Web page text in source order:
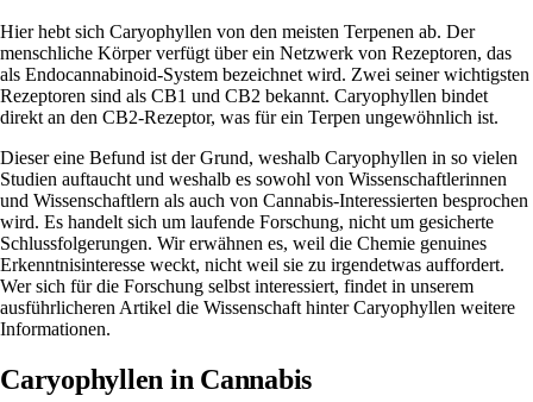
Hier hebt sich Caryophyllen von den meisten Terpenen ab. Der
menschliche Körper verfügt über ein Netzwerk von Rezeptoren, das
als Endocannabinoid-System bezeichnet wird. Zwei seiner wichtigsten
Rezeptoren sind als CB1 und CB2 bekannt. Caryophyllen bindet
direkt an den CB2-Rezeptor, was für ein Terpen ungewöhnlich ist.
Dieser eine Befund ist der Grund, weshalb Caryophyllen in so vielen
Studien auftaucht und weshalb es sowohl von Wissenschaftlerinnen
und Wissenschaftlern als auch von Cannabis-Interessierten besprochen
wird. Es handelt sich um laufende Forschung, nicht um gesicherte
Schlussfolgerungen. Wir erwähnen es, weil die Chemie genuines
Erkenntnisinteresse weckt, nicht weil sie zu irgendetwas auffordert.
Wer sich für die Forschung selbst interessiert, findet in unserem
ausführlicheren Artikel die Wissenschaft hinter Caryophyllen weitere
Informationen.
Caryophyllen in Cannabis